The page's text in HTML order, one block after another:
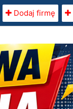
Dodaj firmę